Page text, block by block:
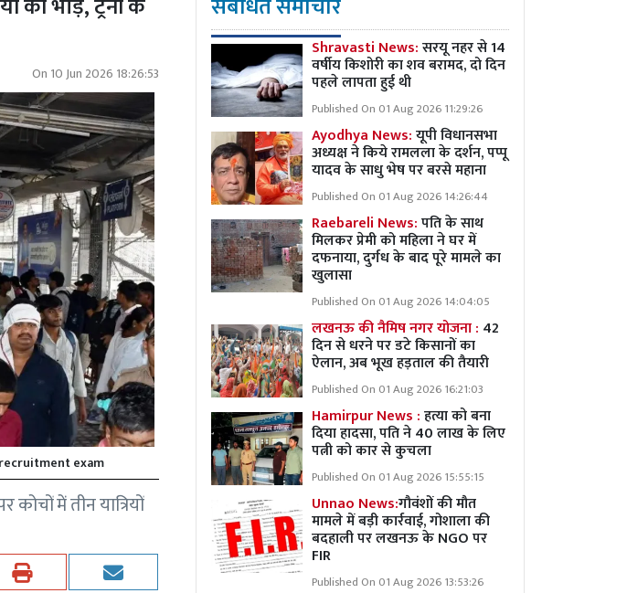
की भीड़, ट्रेनों के
On 10 Jun 2026 18:26:53
exam
कोचों में तीन यात्रियों
संबंधित समाचार
Shravasti News:सरयू नहर से 14
वर्षीय किशोरी का शव बरामद, दो दिन
पहले लापता हुई थी
Published On 01 Aug 2026 11:29:26
Ayodhya News:यूपी विधानसभा
अध्यक्ष ने किये रामलला के दर्शन, पप्पू
यादव के साधु भेष पर बरसे महाना
Published On 01 Aug 2026 14:26:44
Raebareli News:पति के साथ
मिलकर प्रेमी को महिला ने घर में
दफनाया, दुर्गध के बाद पूरे मामले का
खुलासा
Published On 01 Aug 2026 14:04:05
लखनऊ की नैमिष नगर योजना : 42
दिन से धरने पर डटे किसानों का
ऐलान, अब भूख हड़ताल की तैयारी
Published On 01 Aug 2026 16:21:03
Hamirpur News :हत्या को बना
दिया हादसा, पति ने 40 लाख के लिए
पत्नी को कार से कुचला
Published On 01 Aug 2026 15:55:15
Unnao News:गौवंशों की मौत
मामले में बड़ी कार्रवाई, गोशाला की
बदहाली पर लखनऊ के NGO पर
FIR
Published On 01 Aug 2026 13:53:26